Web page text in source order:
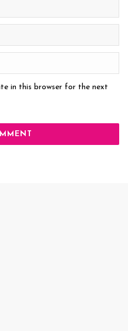
in this browser for the next